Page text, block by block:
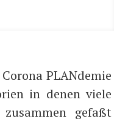
PLANdemie
in denen viele
gefaßt